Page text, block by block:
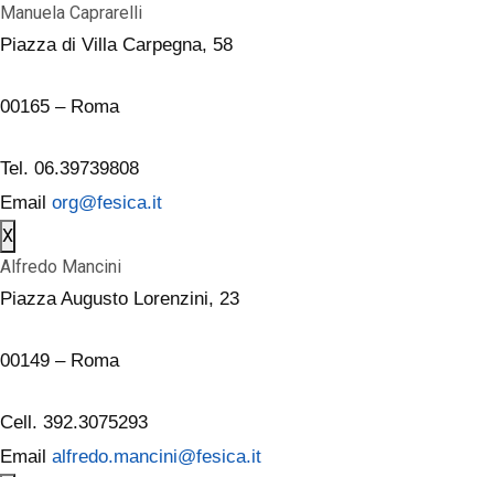
Manuela Caprarelli
Piazza di Villa Carpegna, 58
00165 – Roma
Tel. 06.39739808
Email org@fesica.it
X
Alfredo Mancini
Piazza Augusto Lorenzini, 23
00149 – Roma
Cell. 392.3075293
Email alfredo.mancini@fesica.it